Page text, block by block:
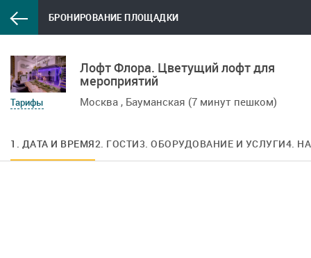
БРОНИРОВАНИЕ ПЛОЩАДКИ
Тарифы
Лофт Флора. Цветущий лофт для
мероприятий
Москва , Бауманская (7 минут пешком)
1. ДАТА И ВРЕМЯ2. ГОСТИ3. ОБОРУДОВАНИЕ И УСЛУГИ4.